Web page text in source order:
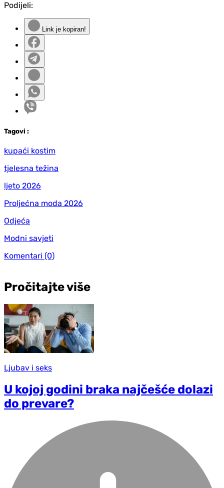
Podijeli:
Link je kopiran!
Tagovi :
kupaći kostim
tjelesna težina
ljeto 2026
Proljećna moda 2026
Odjeća
Modni savjeti
Komentari (0)
Pročitajte više
Ljubav i seks
U kojoj godini braka najčešće dolazi
do prevare?